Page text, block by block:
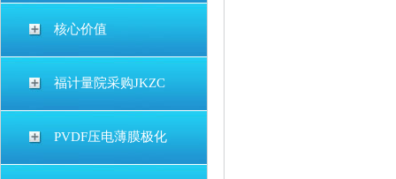
核心价值
福计量院采购JKZC
PVDF压电薄膜极化